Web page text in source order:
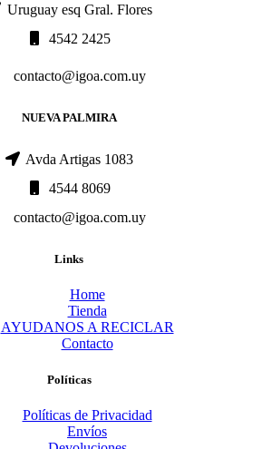
Uruguay esq Gral. Flores
4542 2425
contacto@igoa.com.uy
NUEVA PALMIRA
Avda Artigas 1083
4544 8069
contacto@igoa.com.uy
Links
Home
Tienda
AYUDANOS A RECICLAR
Contacto
Políticas
Políticas de Privacidad
Envíos